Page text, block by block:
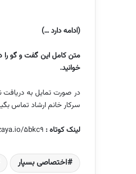
(ادامه دارد …)
خوانید.
سرکار خانم ارشاد تماس
لینک کوتاه : 5bkc9
اختصاصی بسپار